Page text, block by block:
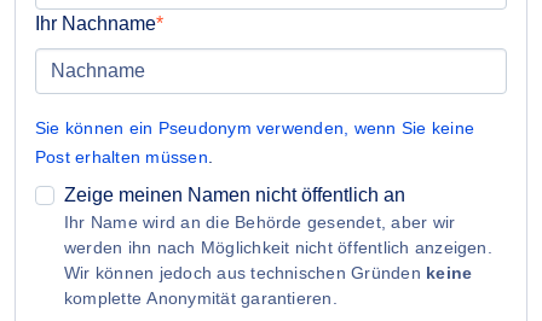
Ihr Nachname
Sie können ein Pseudonym verwenden, wenn Sie keine
Post erhalten müssen
Zeige meinen Namen nicht öffentlich an
Ihr Name wird an die Behörde gesendet, aber wir
werden ihn nach Möglichkeit nicht öffentlich anzeigen.
Wir können jedoch aus technischen Gründen keine
komplette Anonymität garantieren.